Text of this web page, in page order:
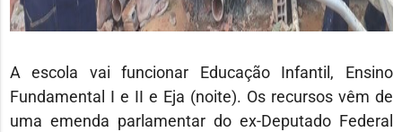
A escola vai funcionar Educação Infantil, Ensino
Fundamental I e II e Eja (noite). Os recursos vêm de
uma emenda parlamentar do ex-Deputado Federal